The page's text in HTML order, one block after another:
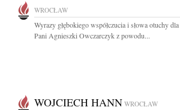
WROCŁAW
Wyrazy głębokiego współczucia i słowa otuchy dla
Pani Agnieszki Owczarczyk z powodu...
WOJCIECH HANN WROCŁAW